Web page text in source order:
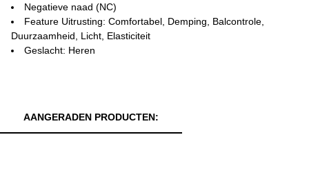
Negatieve naad (NC)
Feature Uitrusting: Comfortabel, Demping, Balcontrole,
Duurzaamheid, Licht, Elasticiteit
Geslacht: Heren
AANGERADEN PRODUCTEN: